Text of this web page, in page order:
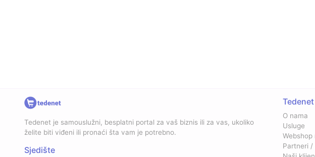
Tedenet je samouslužni, besplatni portal za vaš biznis ili za vas, ukoliko
želite biti viđeni ili pronaći šta vam je potrebno.
Sjedište
Tedenet
O nama
Usluge
Webshop
Partneri /